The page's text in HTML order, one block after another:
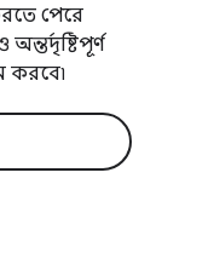
পেরে
করবে৷